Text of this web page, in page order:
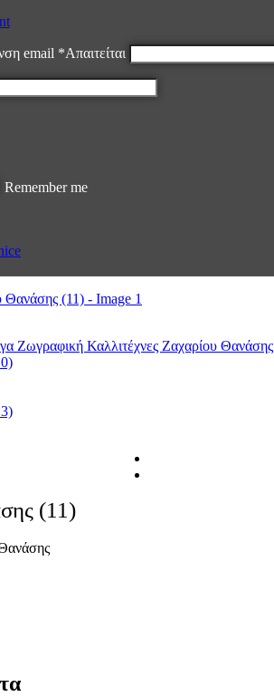
email *Απαιτείται
Remember me
Ζωγραφική Καλλιτέχνες Ζαχαρίου Θανάσης
(11)